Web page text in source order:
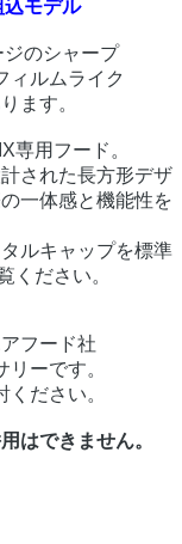
込モデル
のシャープ
ィルムライク
ます。
専用フード。
された長方形デザ
一体感と機能性を
ルキャップを標準
ください。
フード社
ーです。
ださい。
はできません。